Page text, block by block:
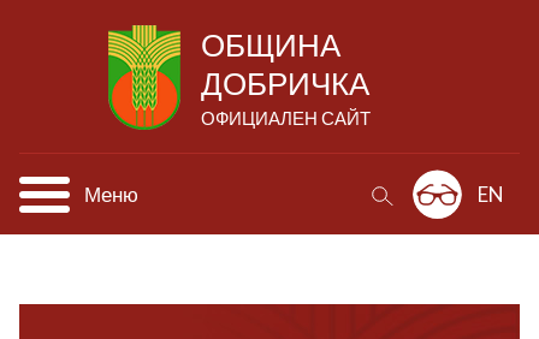
ОБЩИНА
ДОБРИЧКА
ОФИЦИАЛЕН САЙТ
Меню EN